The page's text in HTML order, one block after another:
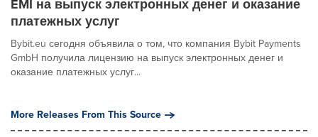
EMI на выпуск электронных денег и оказание
платежных услуг
Bybit.eu сегодня объявила о том, что компания Bybit Payments
GmbH получила лицензию на выпуск электронных денег и
оказание платежных услуг...
More Releases From This Source